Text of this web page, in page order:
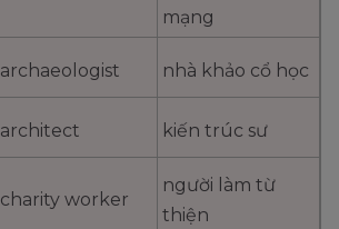
mạng
archaeologist nhà khảo cổ học
architect kiến trúc sư
charity worker
người làm từ
thiện